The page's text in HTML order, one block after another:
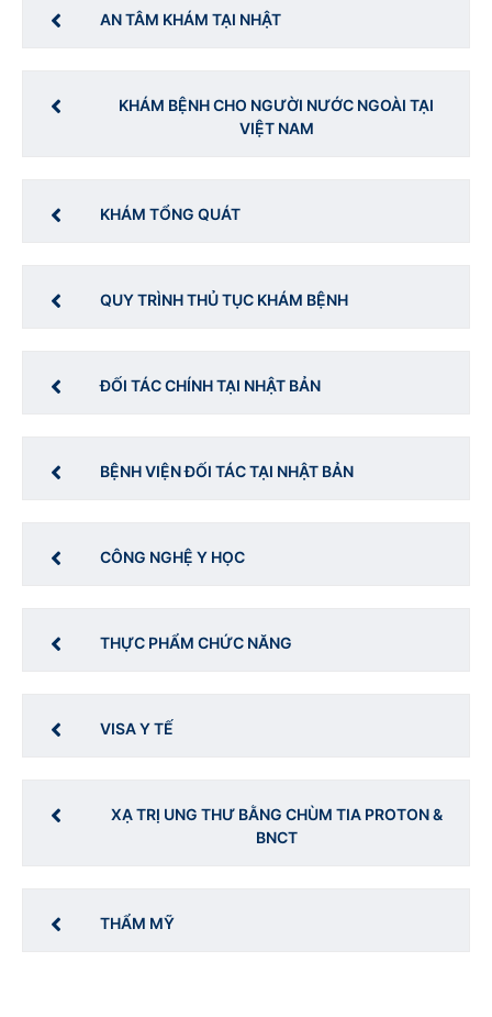
AN TÂM KHÁM TẠI NHẬT
KHÁM BỆNH CHO NGƯỜI NƯỚC NGOÀI TẠI
VIỆT NAM
KHÁM TỔNG QUÁT
QUY TRÌNH THỦ TỤC KHÁM BỆNH
ĐỐI TÁC CHÍNH TẠI NHẬT BẢN
BỆNH VIỆN ĐỐI TÁC TẠI NHẬT BẢN
CÔNG NGHỆ Y HỌC
THỰC PHẨM CHỨC NĂNG
VISA Y TẾ
XẠ TRỊ UNG THƯ BẰNG CHÙM TIA PROTON &
BNCT
THẨM MỸ